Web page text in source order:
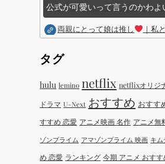
公式が可愛いって言うのかわよ
両親にとって娘は推し ｜私
タグ
hulu lemino netflix netflixオリジ
ドラマ U-Next おすすめ おすす
すすめ 恋愛 アニメ映画 名作 アニメ無
ゾンプライム アマゾンプライム 映画 キム
め 恋愛 ランキング 今期 アニメ おすす